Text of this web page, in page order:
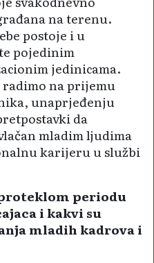
na terenu.
postoje i u
pojedinim
jedinicama.
na prijemu
una­prje­đenju
da
mladim ljudima
karijeru u službi
periodu
i kakvi su
mladih kadrova i